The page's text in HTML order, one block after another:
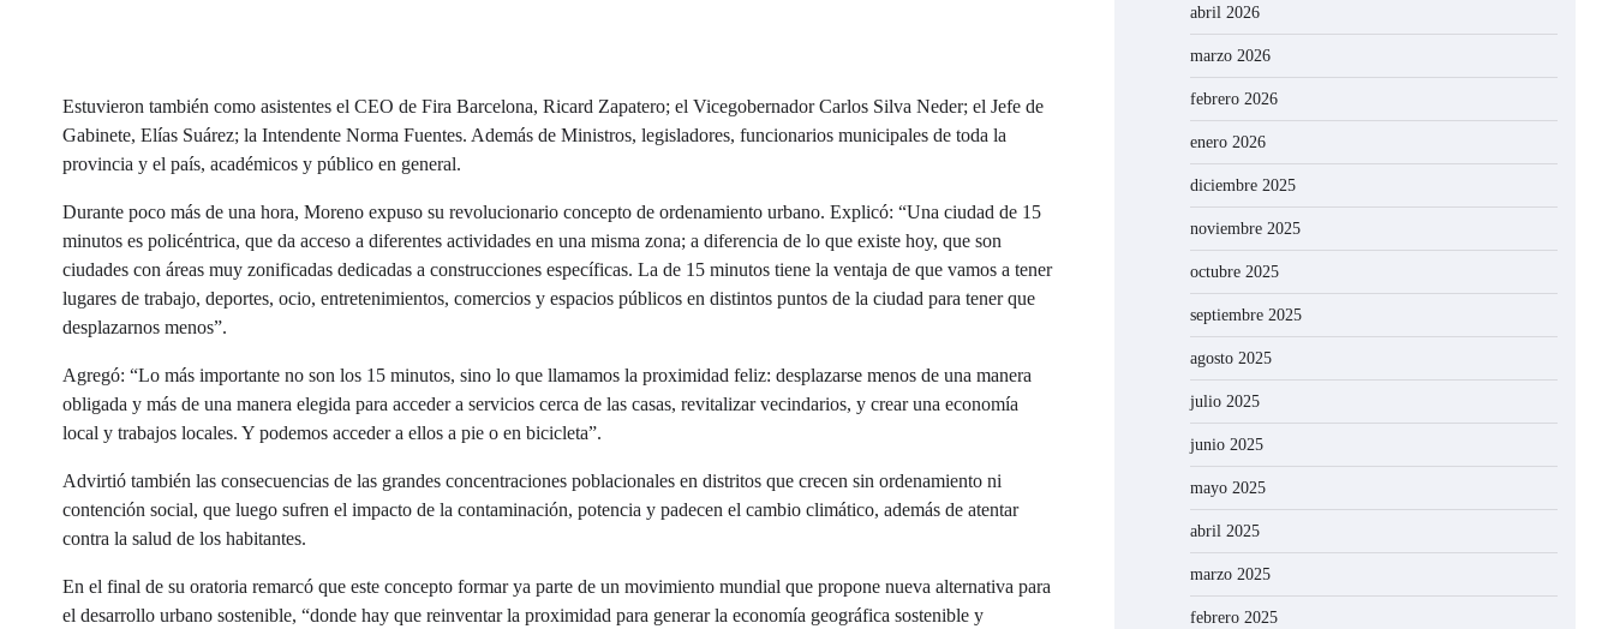
Estuvieron también como asistentes el CEO de Fira Barcelona, Ricard Zapatero; el Vicegobernador Carlos Silva Neder; el Jefe de
Gabinete, Elías Suárez; la Intendente Norma Fuentes. Además de Ministros, legisladores, funcionarios municipales de toda la
provincia y el país, académicos y público en general.
Durante poco más de una hora, Moreno expuso su revolucionario concepto de ordenamiento urbano. Explicó: “Una ciudad de 15
minutos es policéntrica, que da acceso a diferentes actividades en una misma zona; a diferencia de lo que existe hoy, que son
ciudades con áreas muy zonificadas dedicadas a construcciones específicas. La de 15 minutos tiene la ventaja de que vamos a tener
lugares de trabajo, deportes, ocio, entretenimientos, comercios y espacios públicos en distintos puntos de la ciudad para tener que
desplazarnos menos”.
Agregó: “Lo más importante no son los 15 minutos, sino lo que llamamos la proximidad feliz: desplazarse menos de una manera
obligada y más de una manera elegida para acceder a servicios cerca de las casas, revitalizar vecindarios, y crear una economía
local y trabajos locales. Y podemos acceder a ellos a pie o en bicicleta”.
Advirtió también las consecuencias de las grandes concentraciones poblacionales en distritos que crecen sin ordenamiento ni
contención social, que luego sufren el impacto de la contaminación, potencia y padecen el cambio climático, además de atentar
contra la salud de los habitantes.
En el final de su oratoria remarcó que este concepto formar ya parte de un movimiento mundial que propone nueva alternativa para
el desarrollo urbano sostenible, “donde hay que reinventar la proximidad para generar la economía geográfica sostenible y
abril 2026
marzo 2026
febrero 2026
enero 2026
diciembre 2025
noviembre 2025
octubre 2025
septiembre 2025
agosto 2025
julio 2025
junio 2025
mayo 2025
abril 2025
marzo 2025
febrero 2025